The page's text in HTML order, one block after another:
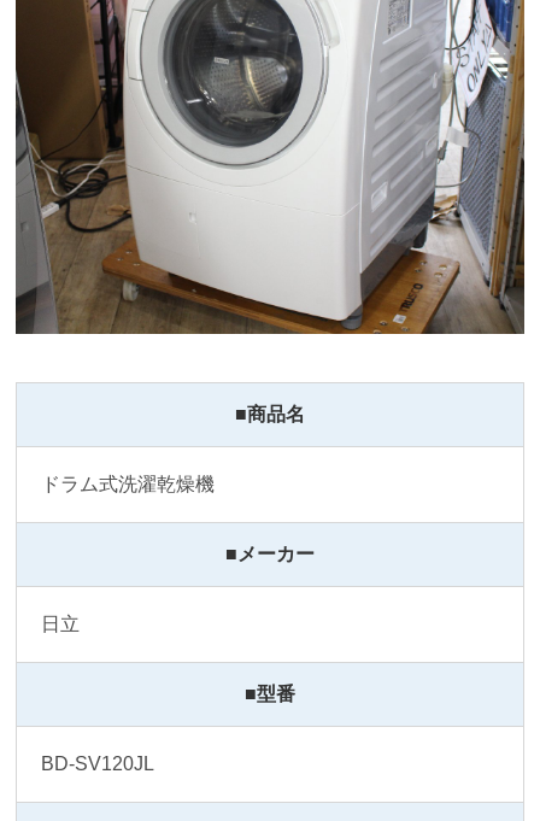
■商品名
ドラム式洗濯乾燥機
■メーカー
日立
■型番
BD-SV120JL